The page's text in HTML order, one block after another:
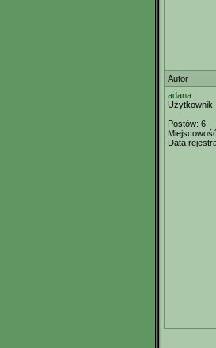
Autor
adana
Użytkownik
Postów: 6
Data